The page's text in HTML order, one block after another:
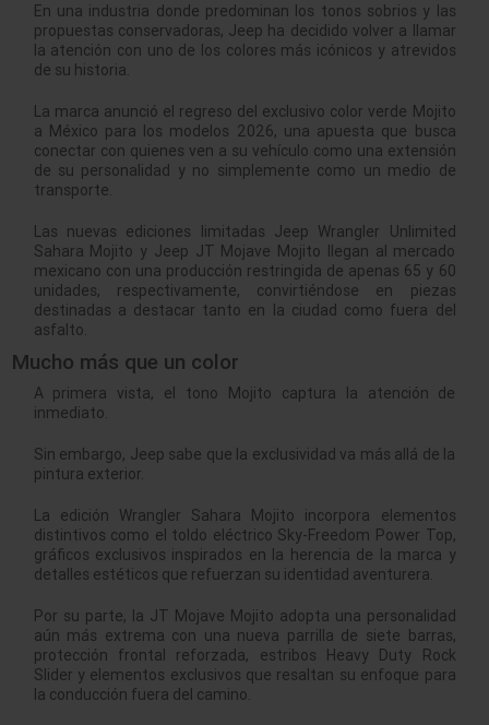
En una industria donde predominan los tonos sobrios y las
propuestas conservadoras, Jeep ha decidido volver a llamar
la atención con uno de los colores más icónicos y atrevidos
de su historia.
La marca anunció el regreso del exclusivo color verde Mojito
a México para los modelos 2026, una apuesta que busca
conectar con quienes ven a su vehículo como una extensión
de su personalidad y no simplemente como un medio de
transporte.
Las nuevas ediciones limitadas Jeep Wrangler Unlimited
Sahara Mojito y Jeep JT Mojave Mojito llegan al mercado
mexicano con una producción restringida de apenas 65 y 60
unidades, respectivamente, convirtiéndose en piezas
destinadas a destacar tanto en la ciudad como fuera del
asfalto.
Mucho más que un color
A primera vista, el tono Mojito captura la atención de
inmediato.
Sin embargo, Jeep sabe que la exclusividad va más allá de la
pintura exterior.
La edición Wrangler Sahara Mojito incorpora elementos
distintivos como el toldo eléctrico Sky-Freedom Power Top,
gráficos exclusivos inspirados en la herencia de la marca y
detalles estéticos que refuerzan su identidad aventurera.
Por su parte, la JT Mojave Mojito adopta una personalidad
aún más extrema con una nueva parrilla de siete barras,
protección frontal reforzada, estribos Heavy Duty Rock
Slider y elementos exclusivos que resaltan su enfoque para
la conducción fuera del camino.